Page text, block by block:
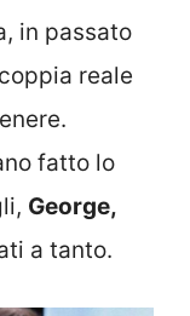
in passato
reale
fatto lo
George,
a tanto.